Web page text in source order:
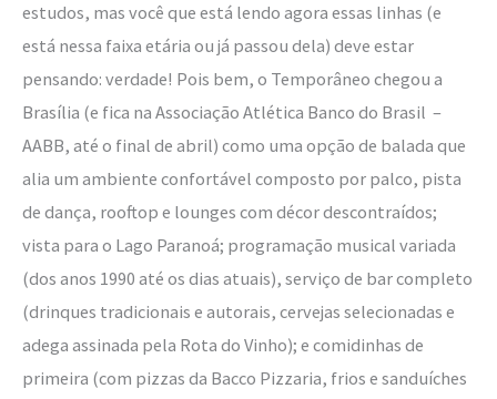
estudos, mas você que está lendo agora essas linhas (e
está nessa faixa etária ou já passou dela) deve estar
pensando: verdade! Pois bem, o Temporâneo chegou a
Brasília (e fica na Associação Atlética Banco do Brasil –
AABB, até o final de abril) como uma opção de balada que
alia um ambiente confortável composto por palco, pista
de dança, rooftop e lounges com décor descontraídos;
vista para o Lago Paranoá; programação musical variada
(dos anos 1990 até os dias atuais), serviço de bar completo
(drinques tradicionais e autorais, cervejas selecionadas e
adega assinada pela Rota do Vinho); e comidinhas de
primeira (com pizzas da Bacco Pizzaria, frios e sanduíches